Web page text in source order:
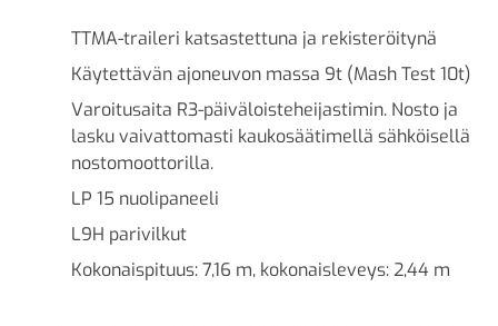
TTMA-traileri katsastettuna ja rekisteröitynä
Käytettävän ajoneuvon massa 9t (Mash Test 10t)
Varoitusaita R3-päiväloisteheijastimin. Nosto ja
lasku vaivattomasti kaukosäätimellä sähköisellä
nostomoottorilla.
LP 15 nuolipaneeli
L9H parivilkut
Kokonaispituus: 7,16 m, kokonaisleveys: 2,44 m